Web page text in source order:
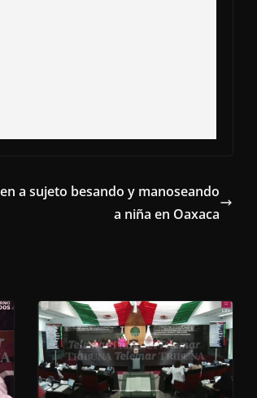
a sujeto besando y manoseando
a niña en Oaxaca